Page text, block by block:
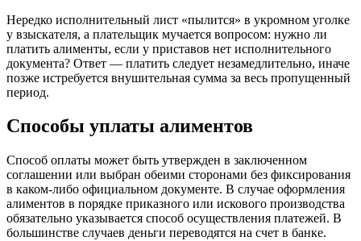
Нередко исполнительный лист «пылится» в укромном уголке
у взыскателя, а плательщик мучается вопросом: нужно ли
платить алименты, если у приставов нет исполнительного
документа? Ответ — платить следует незамедлительно, иначе
позже истребуется внушительная сумма за весь пропущенный
период.
Способы уплаты алиментов
Способ оплаты может быть утвержден в заключенном
соглашении или выбран обеими сторонами без фиксирования
в каком-либо официальном документе. В случае оформления
алиментов в порядке приказного или искового производства
обязательно указывается способ осуществления платежей. В
большинстве случаев деньги переводятся на счет в банке.